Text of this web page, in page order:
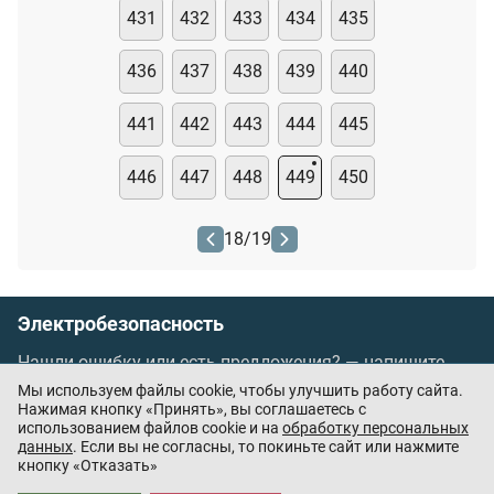
431 432 433 434 435
436 437 438 439 440
441 442 443 444 445
446 447 448 449 450
18/19
Электробезопасность
Нашли ошибку или есть предложения? —напишите
нам
Порядок проведения оплаты по банковским
картам/Цены/Оферта
Приложения партнёров:
Мы используем файлы cookie, чтобы улучшить работу сайта.
Нажимая кнопку «Принять», вы соглашаетесь с
использованием файлов cookie и на обработку персональных
данных. Если вы не согласны, то покиньте сайт или нажмите
кнопку «Отказать»